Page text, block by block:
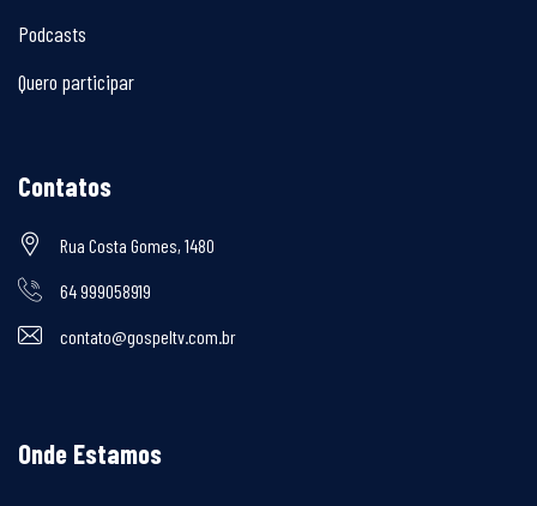
Podcasts
Quero participar
Contatos
Rua Costa Gomes, 1480
64 999058919
contato@gospeltv.com.br
Onde Estamos